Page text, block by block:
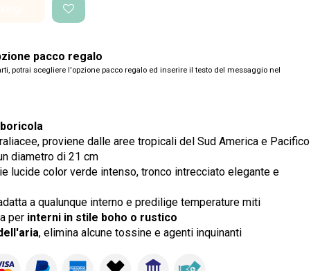
pacco regalo
potrai scegliere l'opzione pacco regalo ed inserire il testo del messaggio nel
proviene dalle aree tropicali del Sud America e Pacifico
diametro di 21 cm
lucide color verde intenso, tronco intrecciato elegante e
a qualunque interno e predilige temperature miti
per interni in stile boho o rustico
, elimina alcune tossine e agenti inquinanti